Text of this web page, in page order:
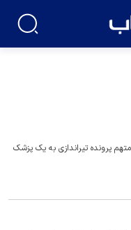
پرونده تیراندازی به یک پزشک